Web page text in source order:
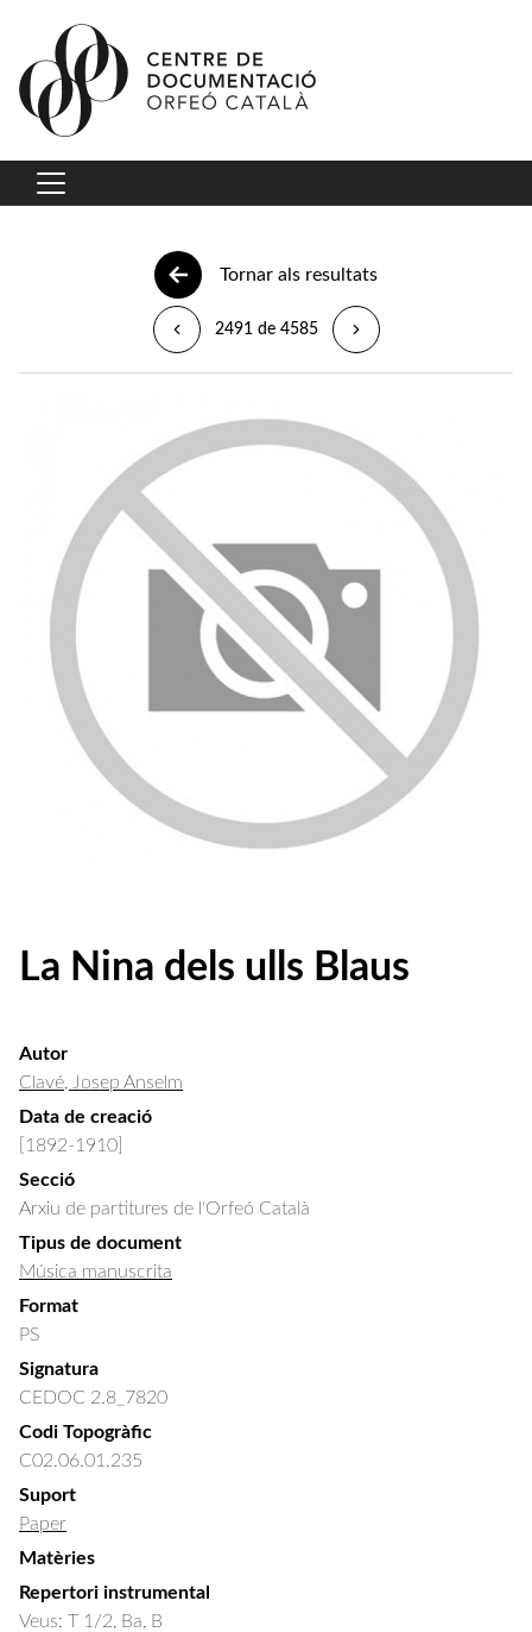
Vés al contingut
Navegació principal
Tornar als resultats
2491 de 4585
La Nina dels ulls Blaus
Autor
Clavé, Josep Anselm
Data de creació
[1892-1910]
Secció
Arxiu de partitures de l'Orfeó Català
Tipus de document
Música manuscrita
Format
PS
Signatura
CEDOC 2.8_7820
Codi Topogràfic
C02.06.01.235
Suport
Paper
Matèries
Repertori instrumental
Veus: T 1/2, Ba, B